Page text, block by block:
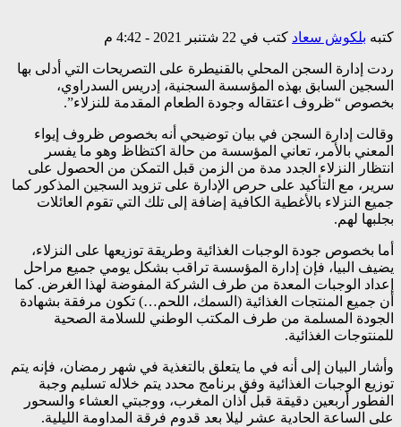
كتبه بلكوش سعاد كتب في 22 شتنبر 2021 - 4:42 م
ردت إدارة السجن المحلي بالقنيطرة على التصريحات التي أدلى بها
السجين السابق بهذه المؤسسة السجنية، إدريس السدراوي،
بخصوص “ظروف اعتقاله وجودة الطعام المقدمة للنزلاء”.
وقالت إدارة السجن في بيان توضيحي أنه بخصوص ظروف إيواء
المعني بالأمر، تعاني المؤسسة من حالة اكتظاظ وهو ما يفسر
انتظار النزلاء الجدد مدة من الزمن قبل التمكن من الحصول على
سرير، مع التأكيد على حرص الإدارة على تزويد السجين المذكور كما
جميع النزلاء بالأغطية الكافية إضافة إلى تلك التي تقوم العائلات
بجلبها لهم.
أما بخصوص جودة الوجبات الغذائية وطريقة توزيعها على النزلاء،
يضيف البيا، فإن إدارة المؤسسة تراقب بشكل يومي جميع مراحل
إعداد الوجبات المعدة من طرف الشركة المفوضة لهذا الغرض. كما
أن جميع المنتجات الغذائية (السمك، اللحم…) تكون مرفقة بشهادة
الجودة المسلمة من طرف المكتب الوطني للسلامة الصحية
للمنتوجات الغذائية.
وأشار البيان إلى أنه في ما يتعلق بالتغذية في شهر رمضان، فإنه يتم
توزيع الوجبات الغذائية وفق برنامج محدد يتم خلاله تسليم وجبة
الفطور أربعين دقيقة قبل آذان المغرب، ووجبتي العشاء والسحور
على الساعة الحادية عشر ليلا بعد قدوم فرقة المداومة الليلية.